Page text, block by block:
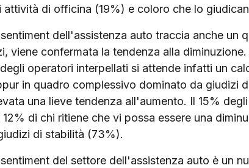
attività di officina (19%) e coloro che lo
dell'assistenza auto traccia anche un
viene confermata la tendenza alla
operatori interpellati si attende infatti un
in quadro complessivo dominato da giudizi
una lieve tendenza all'aumento. Il 15%
di chi ritiene che vi possa essere una
di stabilità (73%).
del settore dell'assistenza auto è un